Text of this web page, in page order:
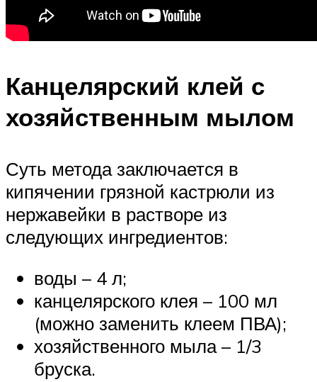
Канцелярский клей с
хозяйственным мылом
Суть метода заключается в
кипячении грязной кастрюли из
нержавейки в растворе из
следующих ингредиентов:
воды – 4 л;
канцелярского клея – 100 мл
(можно заменить клеем ПВА);
хозяйственного мыла – 1/3
бруска.